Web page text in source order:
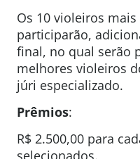
Os 10 violeiros
participarão,
final, no qual serão
melhores violeiros
júri especializado.
Prêmios:
R$ 2.500,00 para